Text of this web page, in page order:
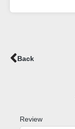
Prev
Back
Review